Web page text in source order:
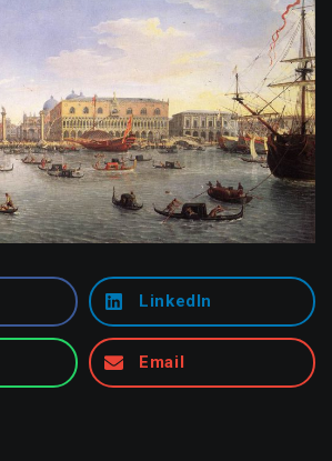
LinkedIn
Email